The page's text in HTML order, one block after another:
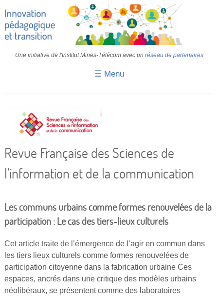
Une initiative de l'Institut Mines-Télécom avec un réseau de partenaires
☰ Menu
Fiches pédagogiques
Retours d’expériences
Transition
Colloques
Vidéos
S’inscrire
Se connecter
Revue Française des Sciences de
l’information et de la communication
Les communs urbains comme formes renouvelées de la
participation : Le cas des tiers-lieux culturels
Cet article traite de l’émergence de l’agir en commun dans
les tiers lieux culturels comme formes renouvelées de
participation citoyenne dans la fabrication urbaine Ces
espaces, ancrés dans une critique des modèles urbains
néolibéraux, se présentent comme des laboratoires